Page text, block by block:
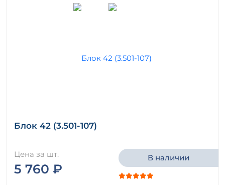
Блок 42 (3.501-107)
Цена за шт.
5 760 ₽
В наличии